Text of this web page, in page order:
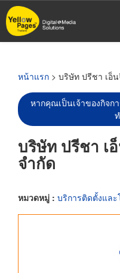
ข้าม
ไป
หน้าแรก > บริษัท ปรีชา เอ็
หากคุณเป็นเจ้าของกิจก
บริษัท ปรีชา เ
จำกัด
หมวดหมู่ : บริการติดตั้งและ